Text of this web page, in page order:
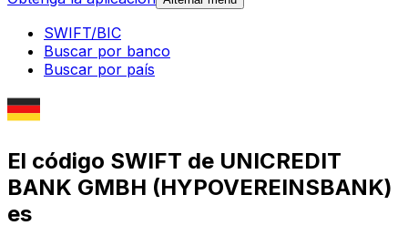
SWIFT/BIC
Buscar por banco
Buscar por país
El código SWIFT de UNICREDIT
BANK GMBH (HYPOVEREINSBANK)
es